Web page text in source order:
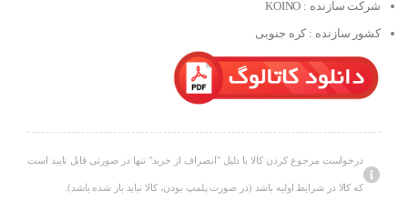
شرکت سازنده : KOINO
کشور سازنده : کره جنوبی
درخواست مرجوع کردن کالا با دلیل "انصراف از خرید" تنها در صورتی قابل تایید است
که کالا در شرایط اولیه باشد (در صورت پلمپ بودن، کالا نباید باز شده باشد).